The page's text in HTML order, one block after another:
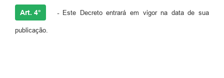
Art. 4° -Este Decreto entrará em vigor na data de sua
publicação.